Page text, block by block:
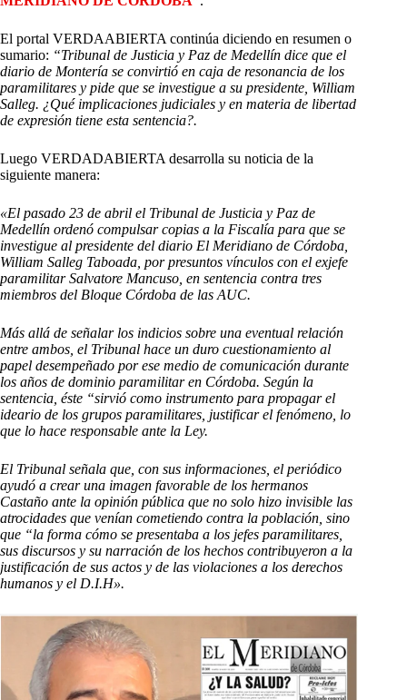
El portal VERDAABIERTA continúa diciendo en resumen o
sumario: “Tribunal de Justicia y Paz de Medellín dice que el
diario de Montería se convirtió en caja de resonancia de los
paramilitares y pide que se investigue a su presidente, William
Salleg. ¿Qué implicaciones judiciales y en materia de libertad
de expresión tiene esta sentencia?.
Luego VERDADABIERTA desarrolla su noticia de la
siguiente manera:
«El pasado 23 de abril el Tribunal de Justicia y Paz de
Medellín ordenó compulsar copias a la Fiscalía para que se
investigue al presidente del diario El Meridiano de Córdoba,
William Salleg Taboada, por presuntos vínculos con el exjefe
paramilitar Salvatore Mancuso, en sentencia contra tres
miembros del Bloque Córdoba de las AUC.
Más allá de señalar los indicios sobre una eventual relación
entre ambos, el Tribunal hace un duro cuestionamiento al
papel desempeñado por ese medio de comunicación durante
los años de dominio paramilitar en Córdoba. Según la
sentencia, éste “sirvió como instrumento para propagar el
ideario de los grupos paramilitares, justificar el fenómeno, lo
que lo hace responsable ante la Ley.
El Tribunal señala que, con sus informaciones, el periódico
ayudó a crear una imagen favorable de los hermanos
Castaño ante la opinión pública que no solo hizo invisible las
atrocidades que venían cometiendo contra la población, sino
que “la forma cómo se presentaba a los jefes paramilitares,
sus discursos y su narración de los hechos contribuyeron a la
justificación de sus actos y de las violaciones a los derechos
humanos y el D.I.H».